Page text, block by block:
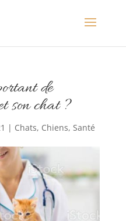
de
son chat ?
| Chats, Chiens, Santé